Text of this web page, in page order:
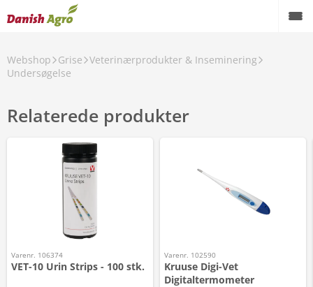
Webshop Grise Veterinærprodukter & Inseminering
Undersøgelse
Relaterede produkter
Varenr. 106374
VET-10 Urin Strips - 100 stk.
Varenr. 102590
Kruuse Digi-Vet
Digitaltermometer